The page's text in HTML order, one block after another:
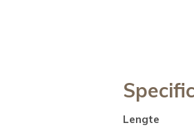
Lengte